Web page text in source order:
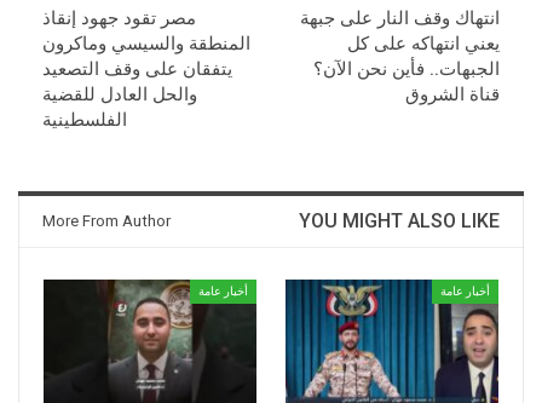
انتهاك وقف النار على جبهة
يعني انتهاكه على كل
الجبهات.. فأين نحن الآن؟
قناة الشروق
مصر تقود جهود إنقاذ
المنطقة والسيسي وماكرون
يتفقان على وقف التصعيد
والحل العادل للقضية
الفلسطينية
YOU MIGHT ALSO LIKE
More From Author
أخبار عامة أخبار عامة